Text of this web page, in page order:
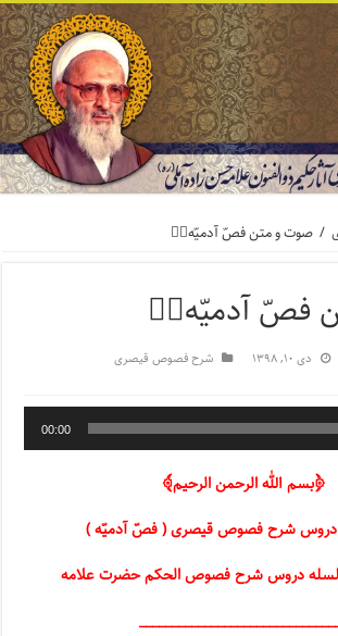
/ صوت و متن فصّ آدمیّه۱️⃣
آدمیّه۱️⃣
دی ۱۰, ۱۳۹۸
شرح فصوص قیصری
00:00
﴿بسم الله الرحمن الرحیم﴾
دروس شرح فصوص قیصری ( فصّ آدمیّه )